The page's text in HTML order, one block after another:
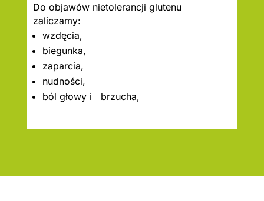
Do objawów nietolerancji glutenu
zaliczamy:
wzdęcia,
biegunka,
zaparcia,
nudności,
ból głowy i brzucha,